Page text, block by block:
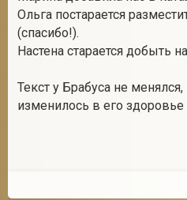
Ольга постарается
(спасибо!).
Настена старается добыть
Текст у Брабуса не
изменилось в его здоровье